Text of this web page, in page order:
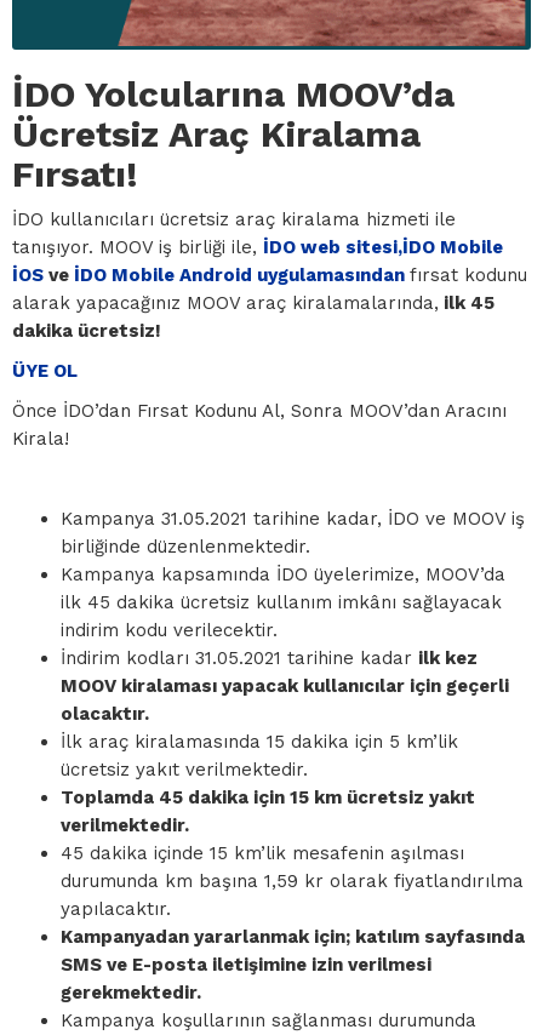
İDO Yolcularına MOOV’da
Ücretsiz Araç Kiralama
Fırsatı!
İDO kullanıcıları ücretsiz araç kiralama hizmeti ile
tanışıyor. MOOV iş birliği ile, İDO web sitesi,İDO Mobile
İOS ve İDO Mobile Android uygulamasından fırsat kodunu
alarak yapacağınız MOOV araç kiralamalarında, ilk 45
dakika ücretsiz!
ÜYE OL
Önce İDO’dan Fırsat Kodunu Al, Sonra MOOV’dan Aracını
Kirala!
Kampanya 31.05.2021 tarihine kadar, İDO ve MOOV iş
birliğinde düzenlenmektedir.
Kampanya kapsamında İDO üyelerimize, MOOV’da
ilk 45 dakika ücretsiz kullanım imkânı sağlayacak
indirim kodu verilecektir.
İndirim kodları 31.05.2021 tarihine kadar ilk kez
MOOV kiralaması yapacak kullanıcılar için geçerli
olacaktır.
İlk araç kiralamasında 15 dakika için 5 km’lik
ücretsiz yakıt verilmektedir.
Toplamda 45 dakika için 15 km ücretsiz yakıt
verilmektedir.
45 dakika içinde 15 km’lik mesafenin aşılması
durumunda km başına 1,59 kr olarak fiyatlandırılma
yapılacaktır.
Kampanyadan yararlanmak için; katılım sayfasında
SMS ve E-posta iletişimine izin verilmesi
gerekmektedir.
Kampanya koşullarının sağlanması durumunda